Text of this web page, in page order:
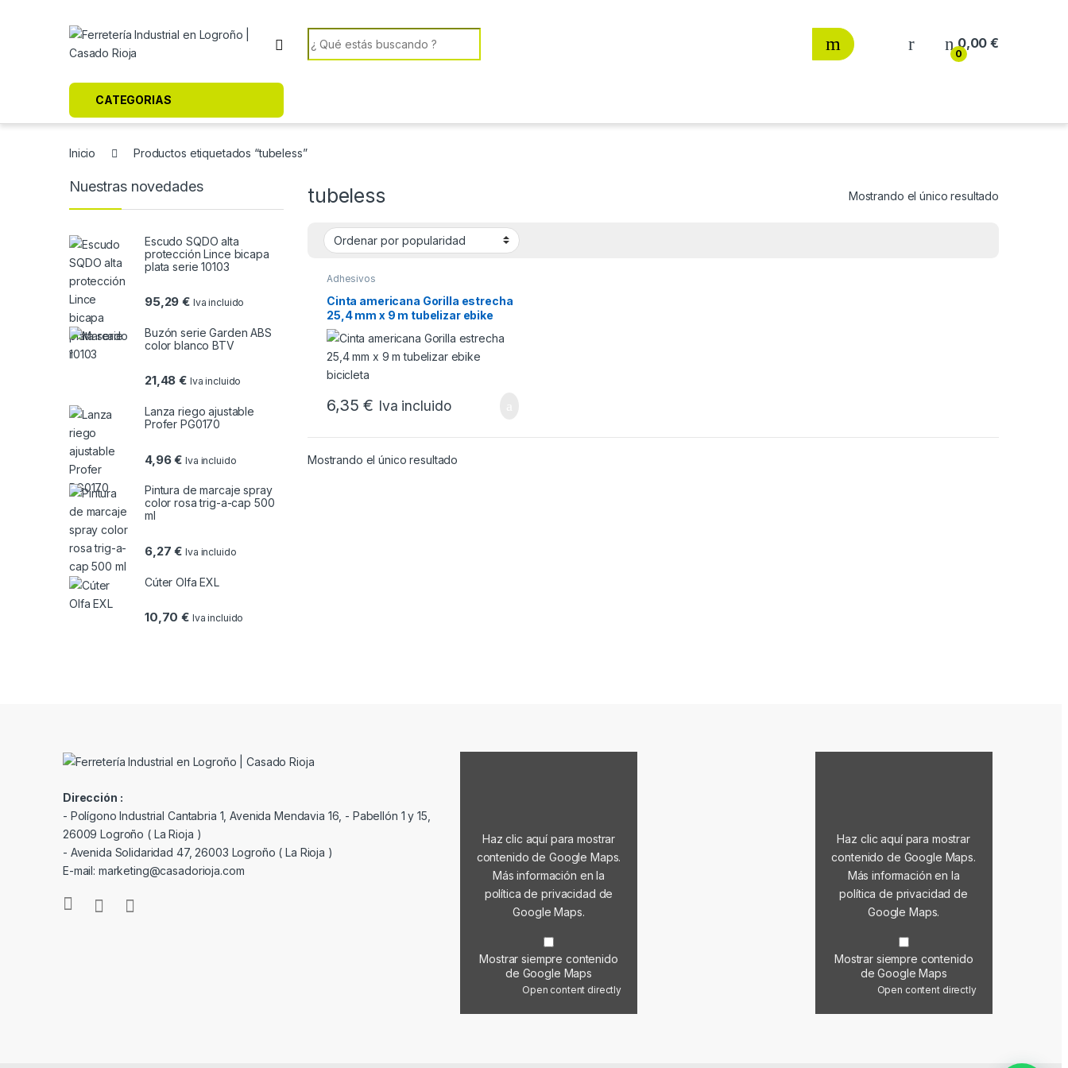
Search for:
0
0,00€
CATEGORIAS
Inicio Productos etiquetados “tubeless”
tubeless Mostrando el único resultado
Adhesivos
Cinta americana Gorilla estrecha
25,4 mm x 9 m tubelizar ebike
bicicleta
6,35€ Iva incluido
Mostrando el único resultado
Nuestras novedades
Escudo SQDO alta
protección Lince bicapa
plata serie 10103
95,29€ Iva incluido
Buzón serie Garden ABS
color blanco BTV
21,48€ Iva incluido
Lanza riego ajustable
Profer PG0170
4,96€ Iva incluido
Pintura de marcaje spray
color rosa trig-a-cap 500
ml
6,27€ Iva incluido
Cúter Olfa EXL
10,70€ Iva incluido
Dirección :
- Polígono Industrial Cantabria 1, Avenida Mendavia 16, - Pabellón 1 y 15,
26009 Logroño ( La Rioja )
- Avenida Solidaridad 47, 26003 Logroño ( La Rioja )
E-mail: marketing@casadorioja.com
Haz clic aquí para mostrar
contenido de Google Maps.
Más información en la
política de privacidad de
Google Maps.
Mostrar siempre contenido
de Google Maps
Open content directly
Haz clic aquí para mostrar
contenido de Google Maps.
Más información en la
política de privacidad de
Google Maps.
Mostrar siempre contenido
de Google Maps
Open content directly